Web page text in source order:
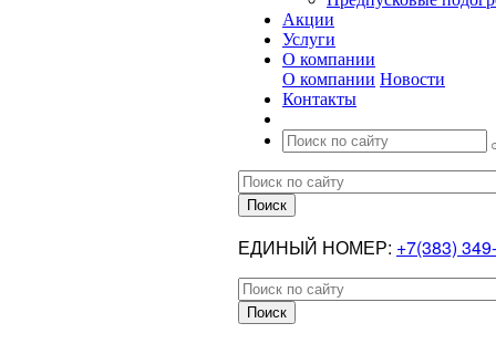
Акции
Услуги
О компании
О компании Новости
Контакты
ЕДИНЫЙ НОМЕР: +7(383)